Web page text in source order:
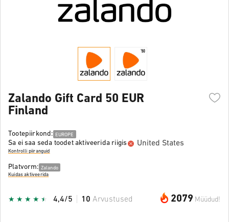
Zalando Gift Card 50 EUR
Finland
Tootepiirkond: EUROPE
Sa ei saa seda toodet aktiveerida riigis United States
Kontrolli piiranguid
Platvorm: Zalando
Kuidas aktiveerida
2079 Müüdud!
4,4/5 10 Arvustused